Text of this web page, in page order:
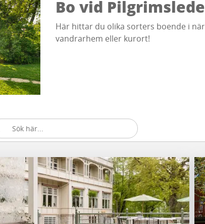
Bo vid
Här hittar du olika sorters boende i
vandrarhem eller kurort!